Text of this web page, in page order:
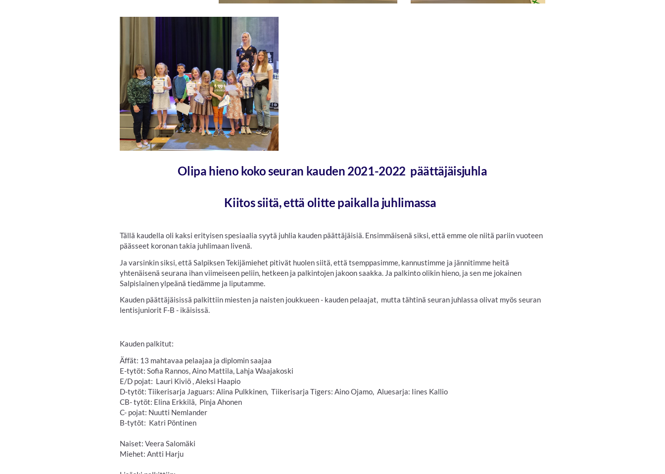
Olipa hieno koko seuran kauden 2021-2022 päättäjäisjuhla
Kiitos siitä, että olitte paikalla juhlimassa
Tällä kaudella oli kaksi erityisen spesiaalia syytä juhlia kauden päättäjäisiä. Ensimmäisenä siksi, että emme ole niitä pariin vuoteen
päässeet koronan takia juhlimaan livenä.
Ja varsinkin siksi, että Salpiksen Tekijämiehet pitivät huolen siitä, että tsemppasimme, kannustimme ja jännitimme heitä
yhtenäisenä seurana ihan viimeiseen peliin, hetkeen ja palkintojen jakoon saakka. Ja palkinto olikin hieno, ja sen me jokainen
Salpislainen ylpeänä tiedämme ja liputamme.
Kauden päättäjäisissä palkittiin miesten ja naisten joukkueen - kauden pelaajat, mutta tähtinä seuran juhlassa olivat myös seuran
lentisjuniorit F-B - ikäisissä.
Kauden palkitut:
Äffät: 13 mahtavaa pelaajaa ja diplomin saajaa
E-tytöt: Sofia Rannos, Aino Mattila, Lahja Waajakoski
E/D pojat: Lauri Kiviö , Aleksi Haapio
D-tytöt: Tiikerisarja Jaguars: Alina Pulkkinen, Tiikerisarja Tigers: Aino Ojamo, Aluesarja: Iines Kallio
CB- tytöt: Elina Erkkilä, Pinja Ahonen
C- pojat: Nuutti Nemlander
B-tytöt: Katri Pöntinen
Naiset: Veera Salomäki
Miehet: Antti Harju